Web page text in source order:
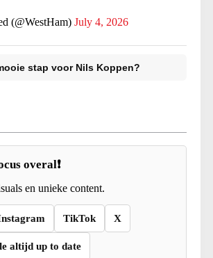
(@WestHam) July 4, 2026
stap voor Nils Koppen?
overal❗
en unieke content.
TikTok X
altijd up to date